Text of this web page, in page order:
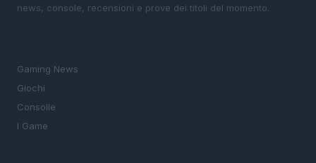
news, console, recensioni e prove dei titoli del momento.
Gaming News
Giochi
Consolle
I Game